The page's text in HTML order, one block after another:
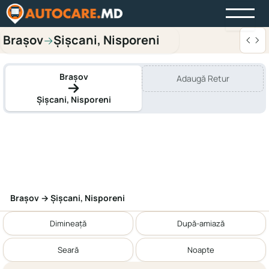
Brașov→Șișcani, Nisporeni
Brașov
Șișcani, Nisporeni
Adaugă Retur
Brașov → Șișcani, Nisporeni
Dimineață După-amiază
Seară Noapte